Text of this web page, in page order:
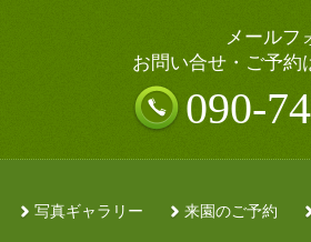
メールフ
お問い合せ・ご予約
090-
写真ギャラリー 来園のご予約